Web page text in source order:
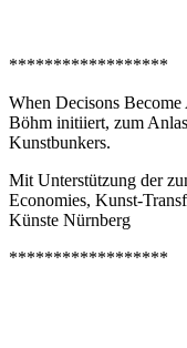
******************
When Decisons
Böhm initiiert, zum
Kunstbunkers.
Mit Unterstützung der
Economies, Kunst-
Künste Nürnberg
******************